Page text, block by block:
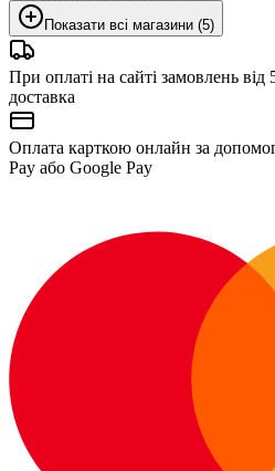
Показати всі магазини (5)
При оплаті на сайті замовлень
доставка
Оплата карткою онлайн за
Pay або Google Pay